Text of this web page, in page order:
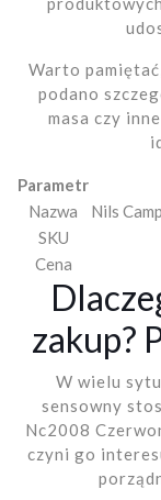
Warto
podano
masa czy
Parametr
Nazwa
Nils
SKU
Cena
zakup?
W wielu
sensowny
Nc2008
czyni go